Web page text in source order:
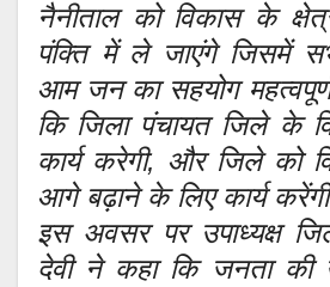
नैनीताल को विकास के
पंक्ति में ले जाएंगे जिसमें
आम जन का सहयोग
कि जिला पंचायत जिले के
कार्य करेगी, और जिले को
आगे बढ़ाने के लिए कार्य
इस अवसर पर उपाध्यक्ष
देवी ने कहा कि जनता की